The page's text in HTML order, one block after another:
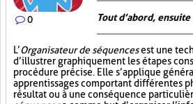
0 Tout d’abord,
L’Organisateur de séquencesest une
d’illustrer graphiquement les étapes
procédure précise. Elle s’applique
apprentissages comportant différentes
résultat ou à une conséquence